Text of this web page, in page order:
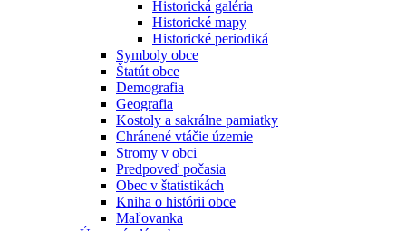
Historická galéria
Historické mapy
Historické periodiká
Symboly obce
Štatút obce
Demografia
Geografia
Kostoly a sakrálne pamiatky
Chránené vtáčie územie
Stromy v obci
Predpoveď počasia
Obec v štatistikách
Kniha o histórii obce
Maľovanka